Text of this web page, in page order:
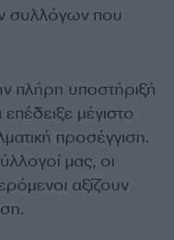
συλλόγων που
πλήρη υποστήριξή
μέγιστο
προσέγγιση.
μας, οι
αξίζουν